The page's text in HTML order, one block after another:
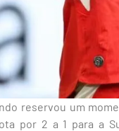
reservou um
por 2 a 1 para a